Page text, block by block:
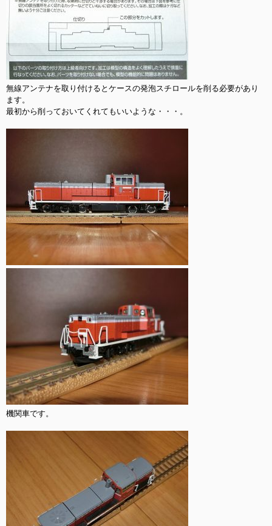
無線アンテナを取り付けるとケースの発泡スチロールを削る必要があり
ます。
最初から削っておいてくれてもいいような・・・。
機関車です。